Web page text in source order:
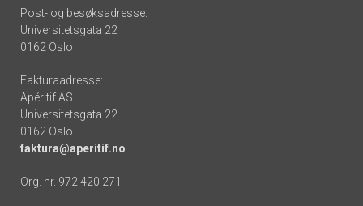
Post- og besøksadresse:
Universitetsgata 22
0162 Oslo
Fakturaadresse:
Apéritif AS
Universitetsgata 22
0162 Oslo
faktura@aperitif.no
Org. nr. 972 420 271